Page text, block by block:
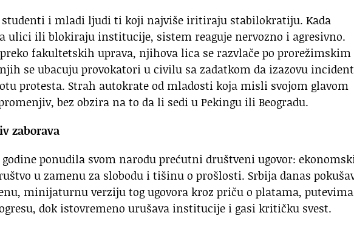
studenti i mladi ljudi ti koji najviše iritiraju stabilokratiju. Kada
ulici ili blokiraju institucije, sistem reaguje nervozno i agresivno.
fakultetskih uprava, njihova lica se razvlače po prorežimskim
se ubacuju provokatori u civilu sa zadatkom da izazovu
protesta. Strah autokrate od mladosti koja misli svojom glavom
bez obzira na to da li sedi u Pekingu ili Beogradu.
zaborava
godine ponudila svom narodu prećutni društveni ugovor:
u zamenu za slobodu i tišinu o prošlosti. Srbija danas
minijaturnu verziju tog ugovora kroz priču o platama,
dok istovremeno urušava institucije i gasi kritičku svest.